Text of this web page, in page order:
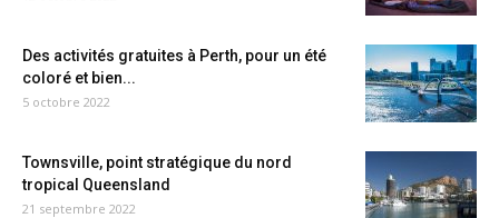
Des activités gratuites à Perth, pour un été
coloré et bien...
5 octobre 2022
Townsville, point stratégique du nord
tropical Queensland
21 septembre 2022